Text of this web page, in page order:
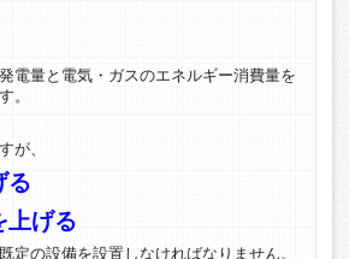
電量と電気・ガスのエネルギー消費量を
。
が、
る
上げる
定の設備を設置しなければなりません。